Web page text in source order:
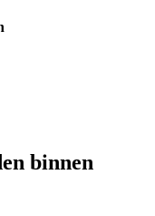
binnen